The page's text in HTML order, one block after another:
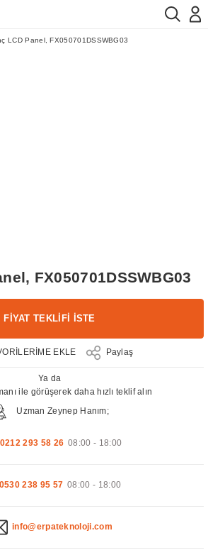
FX050701DSSWBG03
FİYAT TEKLİFİ İSTE
Paylaş
Ya da
ile görüşerek daha hızlı teklif alın
Uzman Zeynep Hanım;
0212 293 58 26 08:00 - 18:00
0530 238 95 57 08:00 - 18:00
info@erpateknoloji.com